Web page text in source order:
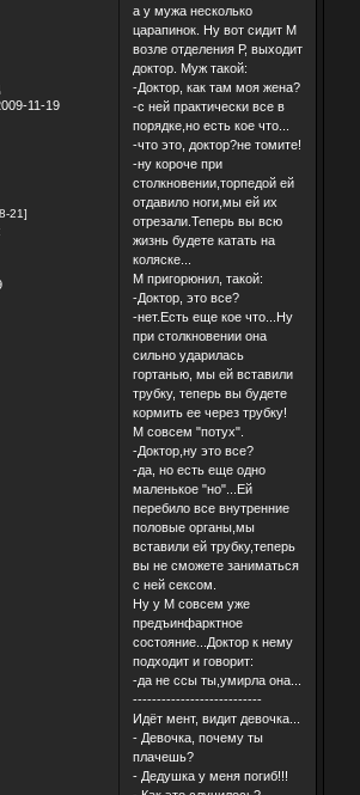
11-19
21]
а у мужа несколько
царапинок. Ну вот сидит М
возле отделения Р, выходит
доктор. Муж такой:
-Доктор, как там моя жена?
-с ней практически все в
порядке,но есть кое что...
-что это, доктор?не томите!
-ну короче при
столкновении,торпедой ей
отдавило ноги,мы ей их
отрезали.Теперь вы всю
жизнь будете катать на
коляске...
М пригорюнил, такой:
-Доктор, это все?
-нет.Есть еще кое что...Ну
при столкновении она
сильно ударилась
гортанью, мы ей вставили
трубку, теперь вы будете
кормить ее через трубку!
М совсем "потух".
-Доктор,ну это все?
-да, но есть еще одно
маленькое "но"...Ей
перебило все внутренние
половые органы,мы
вставили ей трубку,теперь
вы не сможете заниматься
с ней сексом.
Ну у М совсем уже
предъинфарктное
состояние...Доктор к нему
подходит и говорит:
-да не ссы ты,умирла она...
---------------------------
Идёт мент, видит девочка...
- Девочка, почему ты
плачешь?
- Дедушка у меня погиб!!!